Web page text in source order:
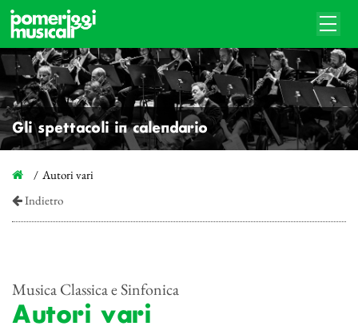
Gli spettacoli in calendario
Autori vari
Indietro
Musica Classica e Sinfonica
Autori vari